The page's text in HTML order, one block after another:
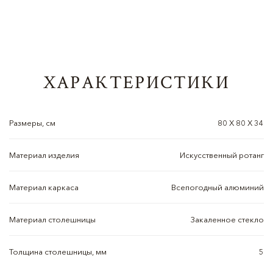
ХАРАКТЕРИСТИКИ
Размеры, см 80 Х 80 Х 34
Материал изделия Искусственный ротанг
Материал каркаса Всепогодный алюминий
Материал столешницы Закаленное стекло
Толщина столешницы, мм 5